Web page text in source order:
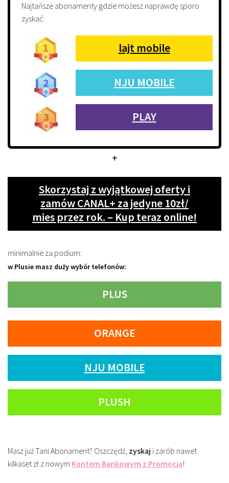
Najtańsze abonamenty gdzie możesz naprawdę sporo
zyskać:
lajt mobile
NJU MOBILE
PLAY
+
Skorzystaj z wyjątkowej oferty i
zamów CANAL+ za jedyne 10zł/
mies przez rok. – Kup teraz online!
minimalnie za podium:
w Plusie masz duży wybór telefonów:
PLUS
ORANGE
NJU MOBILE
PLUSH
Masz już Tani Abonament? Oszczędź, zyskaj i zarób nawet
kilkaset zł z nowym Kontem Bankowym z Promocją!